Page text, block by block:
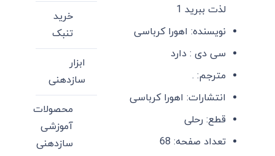
لذت ببرید 1
نویسنده: اهورا کرباسی
سی دی : دارد
مترجم: .
انتشارات: اهورا کرباسی
قطع: رحلی
تعداد صفحه: 68
خرید
تنبک
ابزار
سازدهنی
محصولات
آموزشی
سازدهنی